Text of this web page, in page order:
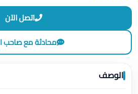
اتصل الآن
محادثة مع صاحب
الوصف